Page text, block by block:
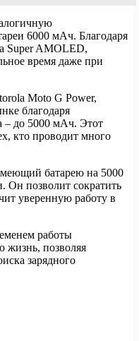
6000 мАч. Благодаря
Super AMOLED,
время даже при
Moto G Power,
благодаря
– до 5000 мАч. Этот
кто проводит много
батарею на 5000
Он позволит сократить
уверенную работу в
работы
жизнь, позволяя
зарядного